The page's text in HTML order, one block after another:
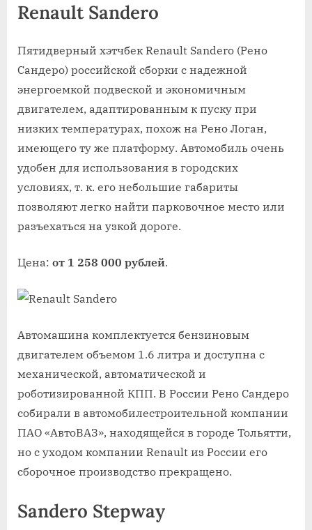
Renault Sandero
Пятидверный хэтчбек Renault Sandero (Рено
Сандеро) российской сборки с надежной
энергоемкой подвеской и экономичным
двигателем, адаптированным к пуску при
низких температурах, похож на Рено Логан,
имеющего ту же платформу. Автомобиль очень
удобен для использования в городских
условиях, т. к. его небольшие габариты
позволяют легко найти парковочное место или
разъехаться на узкой дороге.
Цена: от 1 258 000 рублей.
Автомашина комплектуется бензиновым
двигателем объемом 1.6 литра и доступна с
механической, автоматической и
роботизированной КПП. В России Рено Сандеро
собирали в автомобилестроительной компании
ПАО «АвтоВАЗ», находящейся в городе Тольятти,
но с уходом компании Renault из России его
сборочное производство прекращено.
Sandero Stepway